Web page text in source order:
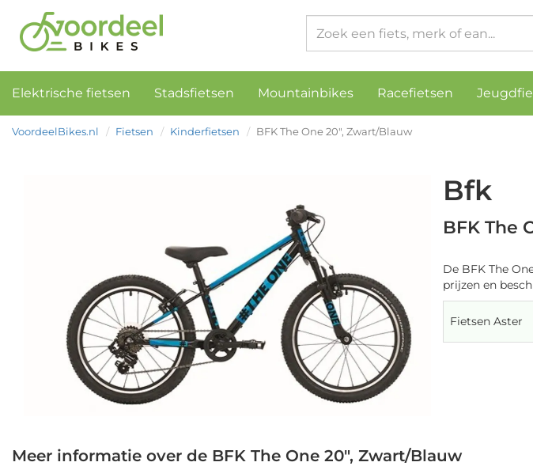
Elektrische fietsen Stadsfietsen Mountainbikes Racefietsen
VoordeelBikes.nl Fietsen Kinderfietsen BFK The One 20", Zwart/Blauw
Bfk
BFK The
De BFK The
prijzen en
Fietsen Aster
Meer informatie over de BFK The One 20", Zwart/Blauw